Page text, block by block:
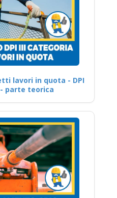
lavori in quota - DPI
parte teorica